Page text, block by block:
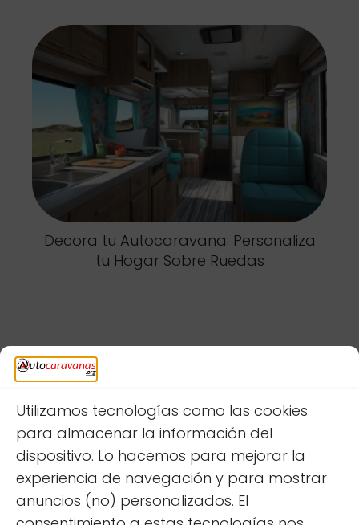
Utilizamos tecnologías como las cookies
para almacenar la información del
dispositivo. Lo hacemos para mejorar la
experiencia de navegación y para mostrar
anuncios (no) personalizados. El
Decora tu Autocaravana: Personaliza
tu Hogar Sobre Ruedas
Deja una respuesta